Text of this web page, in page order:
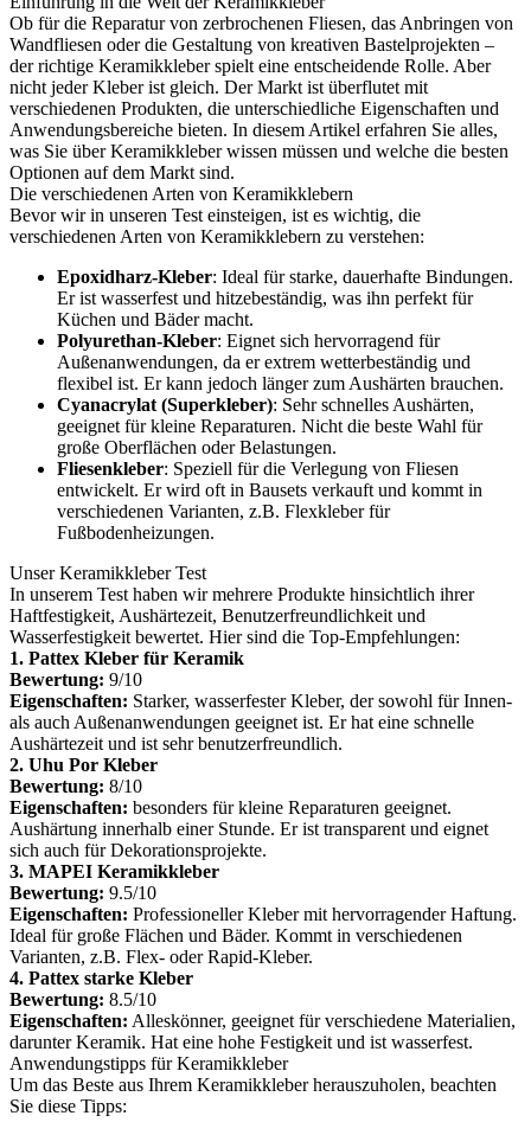
Ob für die Reparatur von zerbrochenen Fliesen, das Anbringen von
Wandfliesen oder die Gestaltung von kreativen Bastelprojekten –
der richtige Keramikkleber spielt eine entscheidende Rolle. Aber
nicht jeder Kleber ist gleich. Der Markt ist überflutet mit
verschiedenen Produkten, die unterschiedliche Eigenschaften und
Anwendungsbereiche bieten. In diesem Artikel erfahren Sie alles,
was Sie über Keramikkleber wissen müssen und welche die besten
Optionen auf dem Markt sind.
Die verschiedenen Arten von Keramikklebern
Bevor wir in unseren Test einsteigen, ist es wichtig, die
verschiedenen Arten von Keramikklebern zu verstehen:
Epoxidharz-Kleber: Ideal für starke, dauerhafte Bindungen.
Er ist wasserfest und hitzebeständig, was ihn perfekt für
Küchen und Bäder macht.
Polyurethan-Kleber: Eignet sich hervorragend für
Außenanwendungen, da er extrem wetterbeständig und
flexibel ist. Er kann jedoch länger zum Aushärten brauchen.
Cyanacrylat (Superkleber): Sehr schnelles Aushärten,
geeignet für kleine Reparaturen. Nicht die beste Wahl für
große Oberflächen oder Belastungen.
Fliesenkleber: Speziell für die Verlegung von Fliesen
entwickelt. Er wird oft in Bausets verkauft und kommt in
verschiedenen Varianten, z.B. Flexkleber für
Fußbodenheizungen.
Unser Keramikkleber Test
In unserem Test haben wir mehrere Produkte hinsichtlich ihrer
Haftfestigkeit, Aushärtezeit, Benutzerfreundlichkeit und
Wasserfestigkeit bewertet. Hier sind die Top-Empfehlungen:
1. Pattex Kleber für Keramik
Bewertung: 9/10
Eigenschaften: Starker, wasserfester Kleber, der sowohl für Innen-
als auch Außenanwendungen geeignet ist. Er hat eine schnelle
Aushärtezeit und ist sehr benutzerfreundlich.
2. Uhu Por Kleber
Bewertung: 8/10
Eigenschaften: besonders für kleine Reparaturen geeignet.
Aushärtung innerhalb einer Stunde. Er ist transparent und eignet
sich auch für Dekorationsprojekte.
3. MAPEI Keramikkleber
Bewertung: 9.5/10
Eigenschaften: Professioneller Kleber mit hervorragender Haftung.
Ideal für große Flächen und Bäder. Kommt in verschiedenen
Varianten, z.B. Flex- oder Rapid-Kleber.
4. Pattex starke Kleber
Bewertung: 8.5/10
Eigenschaften: Alleskönner, geeignet für verschiedene Materialien,
darunter Keramik. Hat eine hohe Festigkeit und ist wasserfest.
Anwendungstipps für Keramikkleber
Um das Beste aus Ihrem Keramikkleber herauszuholen, beachten
Sie diese Tipps: